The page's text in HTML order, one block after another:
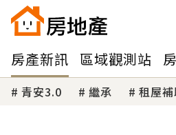
房產新訊 區域觀測站
青安3.0 繼承 租屋補